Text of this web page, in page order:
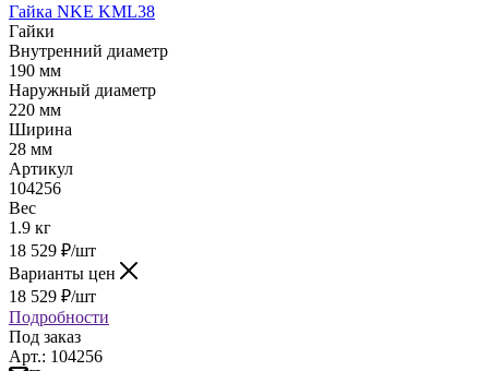
Гайка NKE KML38
Гайки
Внутренний диаметр
190 мм
Наружный диаметр
220 мм
Ширина
28 мм
Артикул
104256
Вес
1.9 кг
18 529 ₽/шт
Варианты цен
18 529 ₽/шт
Подробности
Под заказ
Арт.: 104256